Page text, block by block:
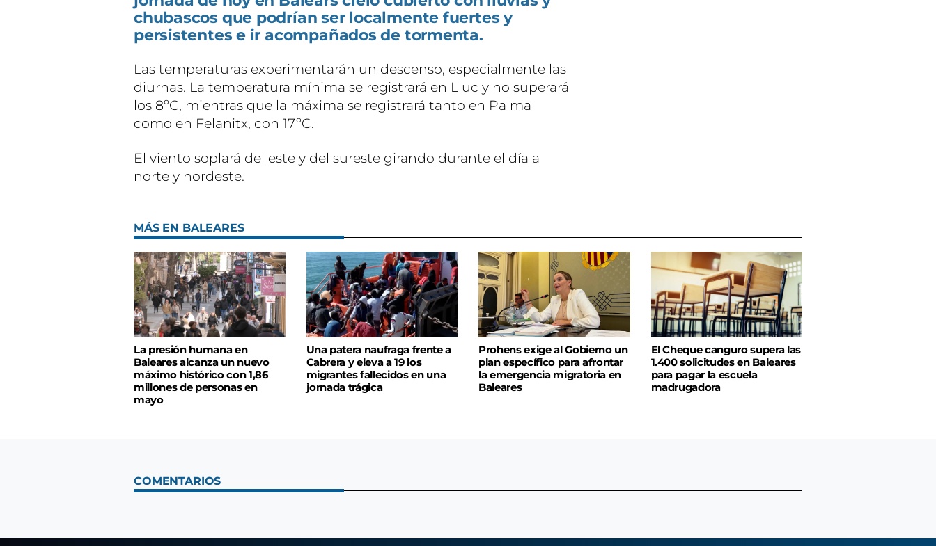
chubascos que podrían ser localmente fuertes y
persistentes e ir acompañados de tormenta.
Las temperaturas experimentarán un descenso, especialmente las
diurnas. La temperatura mínima se registrará en Lluc y no superará
los 8ºC, mientras que la máxima se registrará tanto en Palma
como en Felanitx, con 17ºC.
El viento soplará del este y del sureste girando durante el día a
norte y nordeste.
MÁS EN BALEARES
La presión humana en
Baleares alcanza un nuevo
máximo histórico con 1,86
millones de personas en
mayo
Una patera naufraga frente a
Cabrera y eleva a 19 los
migrantes fallecidos en una
jornada trágica
Prohens exige al Gobierno un
plan específico para afrontar
la emergencia migratoria en
Baleares
El Cheque canguro supera las
1.400 solicitudes en Baleares
para pagar la escuela
madrugadora
COMENTARIOS